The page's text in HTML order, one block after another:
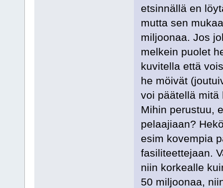
etsinnällä en
mutta sen
miljoonaa. Jos
melkein puolet
kuvitella että
he möivät
voi päätellä mitä
Mihin perustuu,
pelaajiaan?
esim kovempia
fasiliteettejaan.
niin korkealle
50 miljoonaa,